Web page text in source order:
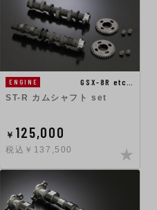
ENGINE
GSX-8R etc…
ST-R カムシャフト set
￥ 125,000
税込￥137,500